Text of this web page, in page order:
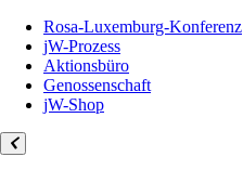
Rosa-Luxemburg-Konferenz
jW-Prozess
Aktionsbüro
Genossenschaft
jW-Shop